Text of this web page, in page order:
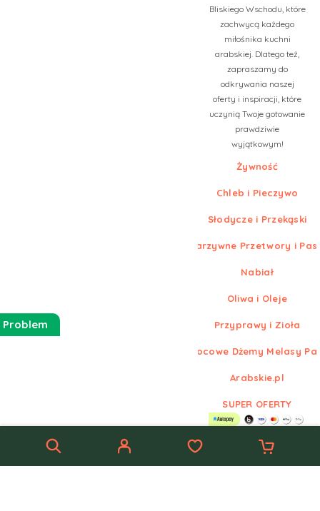
Bliskiego Wschodu, które
zachwycą każdego
miłośnika kuchni
arabskiej. Dlatego też,
zapraszamy do
odkrywania naszej
oferty i inspiracji, które
uczynią Twoje gotowanie
prawdziwie
wyjątkowym!
Żywność
Chleb i Pieczywo
Słodycze i Przekąski
Warzywne Przetwory i
Nabiał
Oliwa i Oleje
Przyprawy i Zioła
Owocowe Dżemy Melasy
Arabskie.pl
SUPER OFERTY
Arabskie.pl
Problem